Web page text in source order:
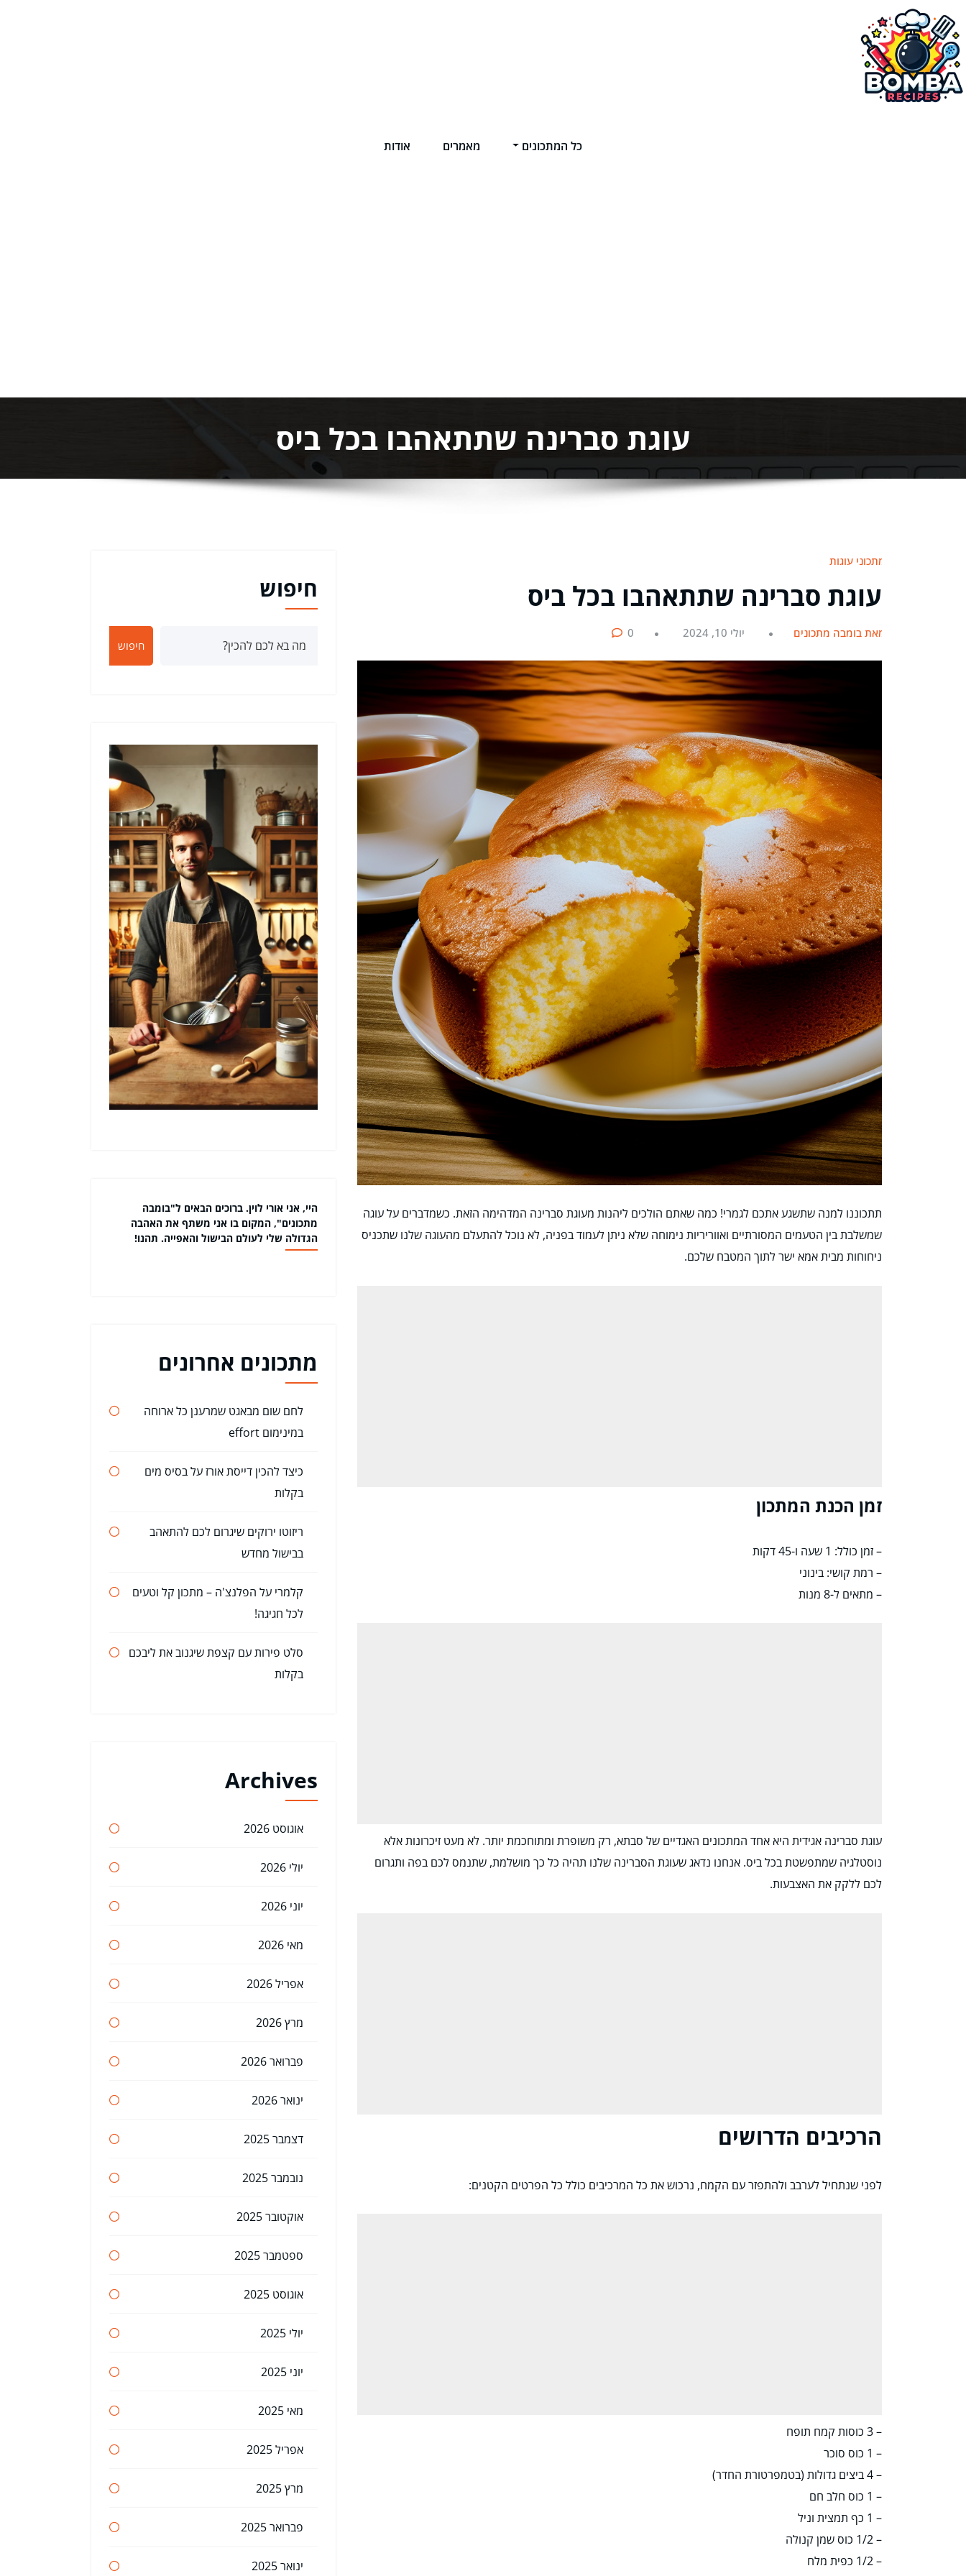
לתוכן
כל המתכונים מאמרים אודות
עוגת סברינה שתתאהבו בכל ביס
מתכוני עוגות
עוגת סברינה שתתאהבו בכל ביס
מאת בומבה מתכונים יולי 10, 2024 0
תתכוננו למנה שתשגע אתכם לגמרי! כמה שאתם הולכים ליהנות מעוגת סברינה המדהימה הזאת. כשמדברים על עוגה
שמשלבת בין הטעמים המסורתיים ואווריריות נימוחה שלא ניתן לעמוד בפניה, לא נוכל להתעלם מהעוגה שלנו שתכניס
ניחוחות מבית אמא ישר לתוך המטבח שלכם.
זמן הכנת המתכון
– זמן כולל: 1 שעה ו-45 דקות
– רמת קושי: בינוני
– מתאים ל-8 מנות
עוגת סברינה אגידית היא אחד המתכונים האגדיים של סבתא, רק משופרת ומתוחכמת יותר. לא מעט זיכרונות אלא
נוסטלגיה שמתפשטת בכל ביס. אנחנו נדאג שעוגת הסברינה שלנו תהיה כל כך מושלמת, שתנמס לכם בפה ותגרום
לכם ללקק את האצבעות.
הרכיבים הדרושים
לפני שנתחיל לערבב ולהתפזר עם הקמח, נרכוש את כל המרכיבים כולל כל הפרטים הקטנים:
– 3 כוסות קמח תופח
– 1 כוס סוכר
– 4 ביצים גדולות (בטמפרטורת החדר)
– 1 כוס חלב חם
– 1 כף תמצית וניל
– 1/2 כוס שמן קנולה
– 1/2 כפית מלח
חיפוש
חיפוש
היי, אני אורי לוין. ברוכים הבאים ל"בומבה
מתכונים", המקום בו אני משתף את האהבה
הגדולה שלי לעולם הבישול והאפייה. תהנו!
מתכונים אחרונים
לחם שום מבאגט שמרענן כל ארוחה
במינימום effort
כיצד להכין דייסת אורז על בסיס מים
בקלות
ריזוטו ירוקים שיגרום לכם להתאהב
בבישול מחדש
קלמרי על הפלנצ'ה – מתכון קל וטעים
לכל חגיגה!
סלט פירות עם קצפת שיגנוב את ליבכם
בקלות
Archives
אוגוסט 2026
יולי 2026
יוני 2026
מאי 2026
אפריל 2026
מרץ 2026
פברואר 2026
ינואר 2026
דצמבר 2025
נובמבר 2025
אוקטובר 2025
ספטמבר 2025
אוגוסט 2025
יולי 2025
יוני 2025
מאי 2025
אפריל 2025
מרץ 2025
פברואר 2025
ינואר 2025